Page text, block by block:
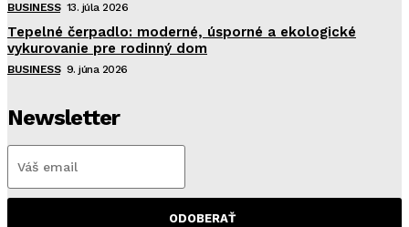
BUSINESS 13. júla 2026
Tepelné čerpadlo: moderné, úsporné a ekologické
vykurovanie pre rodinný dom
BUSINESS 9. júna 2026
Newsletter
ODOBERAŤ